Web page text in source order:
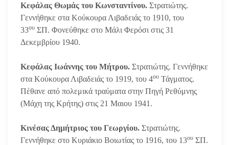
Κεφάλας Θωμάς του Κωνσταντίνου. Στρατιώτης.
Γεννήθηκε στα Κούκουρα Λιβαδειάς το 1910, του
33ου ΣΠ. Φονεύθηκε στο Μάλι Φερόσι στις 31
Δεκεμβρίου 1940.
Κεφάλας Ιωάννης του Μήτρου. Στρατιώτης. Γεννήθηκε
στα Κούκουρα Λιβαδειάς το 1919, του 4ου Τάγματος.
Πέθανε από πολεμικά τραύματα στην Πηγή Ρεθύμνης
(Μάχη της Κρήτης) στις 21 Μαιου 1941.
Κινέσας Δημήτριος του Γεωργίου. Στρατιώτης.
Γεννήθηκε στο Κυριάκιο Βοιωτίας το 1916, του 13ου ΣΠ.